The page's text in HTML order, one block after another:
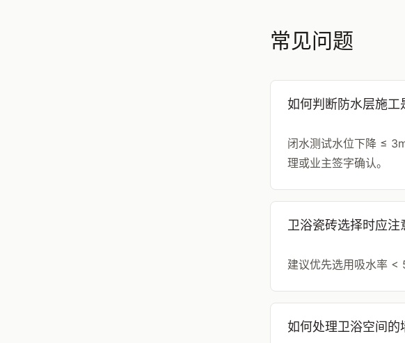
常见问题
如何判断防水层施工
闭水测试水位下降 ≤
理或业主签字确认。
卫浴瓷砖选择时应注
建议优先选用吸水率 <
如何处理卫浴空间的